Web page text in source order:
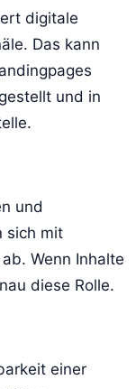
digitale
Das kann
und in
und
sich mit
Wenn Inhalte
diese Rolle.
einer